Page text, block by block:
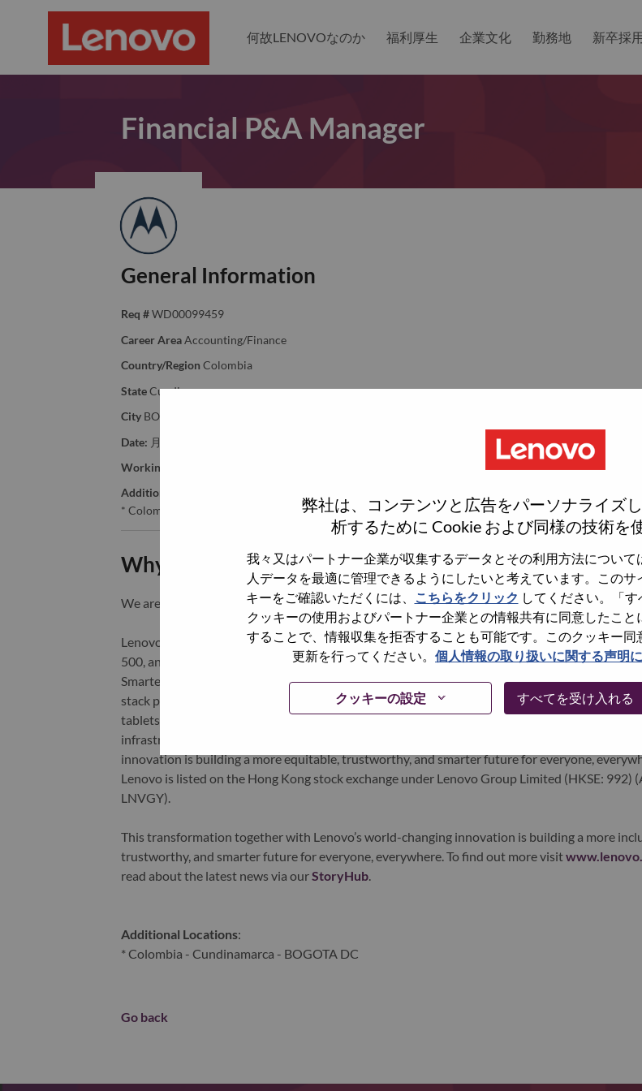
弊社は、コンテンツと広告をパーソナライズ
析するために Cookie および同様の技術を
我々又はパートナー企業が収集するデータとその利用方法につい
人データを最適に管理できるようにしたいと考えています。この
キーをご確認いただくには、
こちらをクリック してください。「す
クッキーの使用およびパートナー企業との情報共有に同意したこ
することで、情報収集を拒否することも可能です。このクッキー
更新を行ってください。 個人情報の取り扱いに関する声明
クッキーの設定 すべてを受け入れる
何故LENOVOなのか 福利厚生 企業文化 勤務地 新卒採用
Financial P&A Manager
General Information
Req # WD00099459
Career Area Accounting/Finance
Country/Region Colombia
State Cundinamarca
City BOGOTA DC
Date: 月曜日, 6月 1, 2026
Working Time:
Additional Locations
* Colombia - Cundinamarca - BOGOTA DC
Why Work at Lenovo
We are Lenovo. We do what we say. We own what we do. We WOW our customers.
Lenovo is a US$83 billion revenue global technology powerhouse, ranked #153 in the Fortune
500, and serving millions of customers every day in 180 markets. Focused on a bold vision to
Smarter Technology for All, Lenovo has built on its success as the world’s largest PC company
stack portfolio of AI-enabled, AI-ready, and AI-optimized devices (PCs, workstations,
tablets), infrastructure (server, storage, edge, high performance computing and software
infrastructure), software, solutions, and services. Lenovo’s continued investment in world-
innovation is building a more equitable, trustworthy, and smarter future for everyone,
Lenovo is listed on the Hong Kong stock exchange under Lenovo Group Limited (HKSE: 992)
LNVGY).
This transformation together with Lenovo’s world-changing innovation is building a more
trustworthy, and smarter future for everyone, everywhere. To find out more visit
read about the latest news via ourStoryHub.
Additional Locations:
* Colombia - Cundinamarca - BOGOTA DC
Go back